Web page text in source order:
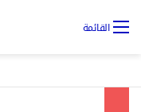
القائمة